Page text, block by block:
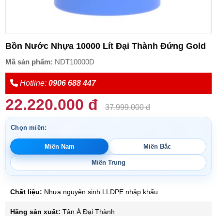
Bồn Nước Nhựa 10000 Lít Đại Thành Đứng Gold
Mã sản phẩm: NDT10000D
Hotline:0906 688 447
22.220.000 đ 37.999.000 đ
Chọn miền:
Miền Nam Miền Bắc
Miền Trung
Chất liệu: Nhựa nguyên sinh LLDPE nhập khẩu
Hãng sản xuất: Tân Á Đại Thành